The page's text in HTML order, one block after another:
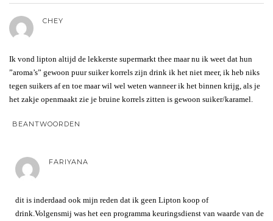
CHEY
Ik vond lipton altijd de lekkerste supermarkt thee maar nu ik weet dat hun
”aroma’s” gewoon puur suiker korrels zijn drink ik het niet meer, ik heb niks
tegen suikers af en toe maar wil wel weten wanneer ik het binnen krijg, als je
het zakje openmaakt zie je bruine korrels zitten is gewoon suiker/karamel.
BEANTWOORDEN
FARIYANA
dit is inderdaad ook mijn reden dat ik geen Lipton koop of
drink.Volgensmij was het een programma keuringsdienst van waarde van de